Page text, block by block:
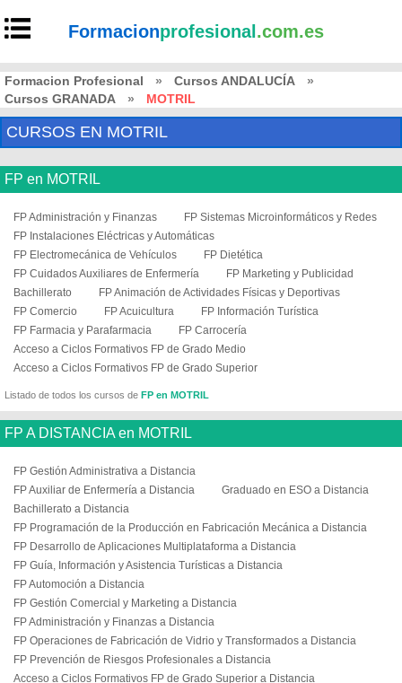
Formacionprofesional .com.es
Formacion Profesional » Cursos ANDALUCÍA
»
Cursos GRANADA
» MOTRIL
CURSOS EN MOTRIL
FP en MOTRIL
FP Administración y Finanzas
FP Sistemas Microinformáticos y Redes
FP Instalaciones Eléctricas y Automáticas
FP Electromecánica de Vehículos
FP Dietética
FP Cuidados Auxiliares de Enfermería
FP Marketing y Publicidad
Bachillerato
FP Animación de Actividades Físicas y Deportivas
FP Comercio
FP Acuicultura
FP Información Turística
FP Farmacia y Parafarmacia
FP Carrocería
Acceso a Ciclos Formativos FP de Grado Medio
Acceso a Ciclos Formativos FP de Grado Superior
Listado de todos los cursos de FP en MOTRIL
FP A DISTANCIA en MOTRIL
FP Gestión Administrativa a Distancia
FP Auxiliar de Enfermería a Distancia
Graduado en ESO a Distancia
Bachillerato a Distancia
FP Programación de la Producción en Fabricación Mecánica a Distancia
FP Desarrollo de Aplicaciones Multiplataforma a Distancia
FP Guía, Información y Asistencia Turísticas a Distancia
FP Automoción a Distancia
FP Gestión Comercial y Marketing a Distancia
FP Administración y Finanzas a Distancia
FP Operaciones de Fabricación de Vidrio y Transformados a Distancia
FP Prevención de Riesgos Profesionales a Distancia
Acceso a Ciclos Formativos FP de Grado Superior a Distancia